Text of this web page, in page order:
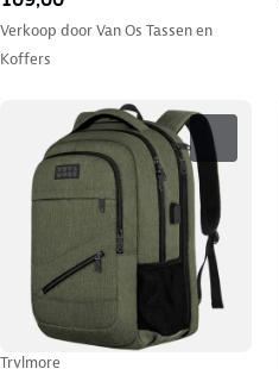
Verkoop doorVan Os Tassen en
Koffers
Trvlmore